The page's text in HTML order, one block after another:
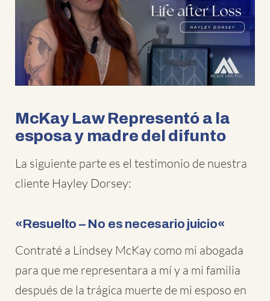
McKay Law Representó a la
esposa y madre del difunto
La siguiente parte es el testimonio de nuestra
cliente Hayley Dorsey:
«Resuelto – No es necesario juicio«
Contraté a Lindsey McKay como mi abogada
para que me representara a mí y a mi familia
después de la trágica muerte de mi esposo en